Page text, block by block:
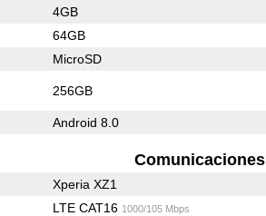
4GB
64GB
MicroSD
256GB
Android 8.0
Comunicaciones
Xperia XZ1
LTE CAT16 1000/105 Mbps